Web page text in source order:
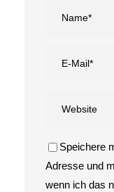
Speichere
Adresse und
wenn ich das